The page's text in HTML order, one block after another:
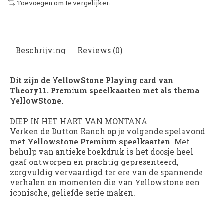
Toevoegen om te vergelijken
Beschrijving Reviews (0)
Dit zijn de YellowStone Playing card van
Theory11. Premium speelkaarten met als thema
YellowStone.
DIEP IN HET HART VAN MONTANA
Verken de Dutton Ranch op je volgende spelavond
met Yellowstone Premium speelkaarten. Met
behulp van antieke boekdruk is het doosje heel
gaaf ontworpen en prachtig gepresenteerd,
zorgvuldig vervaardigd ter ere van de spannende
verhalen en momenten die van Yellowstone een
iconische, geliefde serie maken.